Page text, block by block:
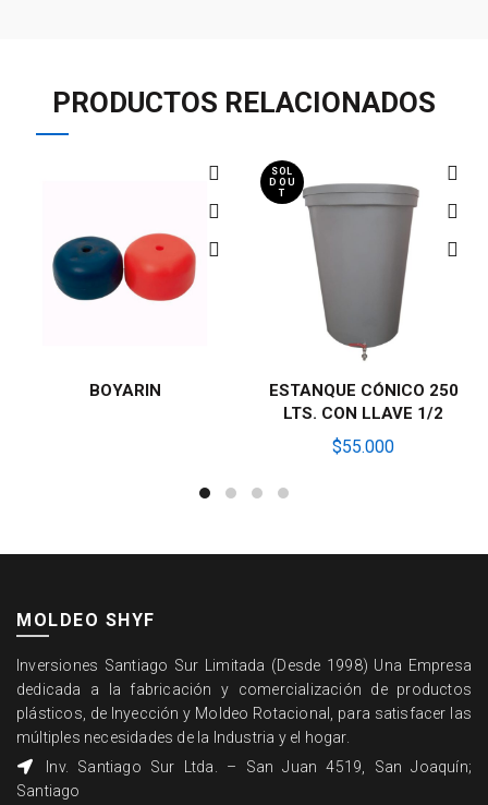
PRODUCTOS RELACIONADOS
LEER MÁS
BOYARIN
SOL
D OU
T
LEER MÁS
ESTANQUE CÓNICO 250
LTS. CON LLAVE 1/2
$55.000
MOLDEO SHYF
Inversiones Santiago Sur Limitada (Desde 1998) Una Empresa
dedicada a la fabricación y comercialización de productos
plásticos, de Inyección y Moldeo Rotacional, para satisfacer las
múltiples necesidades de la Industria y el hogar.
Inv. Santiago Sur Ltda. – San Juan 4519, San Joaquín;
Santiago